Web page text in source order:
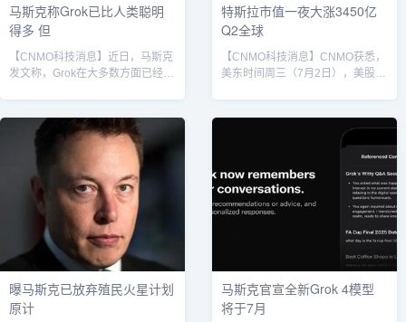
马斯克称Grok已比人类聪明
得多 但
【CNMO科技消息】近日，马斯克
发文称，Grok在大多数方面已经比
分盲区。这个问题将在一个月左右
得到解决。马斯克在发布前，马斯
克再度发文，对Grok的能力给予高
度评价。他称：“Grok在大多数方
面已经比人类聪明得多。”但同时，
他也坦承其局限性，例如无法创造
新技术或发现新物理学，偶尔还会
出现常识性错误。马斯克将这些问
题归因于系统提示错...
特斯拉市值一夜大涨3450亿
Q2全球
【CNMO科技消息】CNMO获悉，
美东时间周三（7月2日），美股三
500指数涨0.47%。其中，特斯拉
涨近5%，市值一夜大涨481亿美元
（约合人民币3450亿元），该公司
Q2交付数据高于市场的悲观预测区
间。特斯拉于当地时间7月2日公布
了今年第二季度全球汽车交付数
据。该公司报告称，第二季度全球
交付量为384122辆，较去年同期
曝马斯克已放弃殖民火星计划
原计
马斯克官宣全新Grok 4模型
将于7月